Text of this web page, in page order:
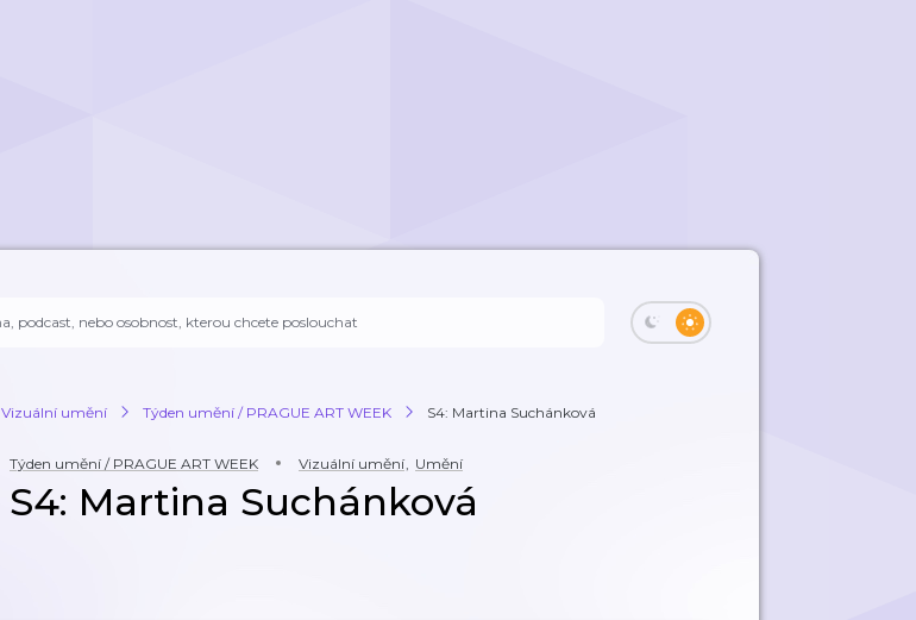
Vizuální umění Týden umění / PRAGUE ART WEEK S4: Martina Suchánková
Týden umění / PRAGUE ART WEEK Vizuální umění, Umění
S4: Martina Suchánková